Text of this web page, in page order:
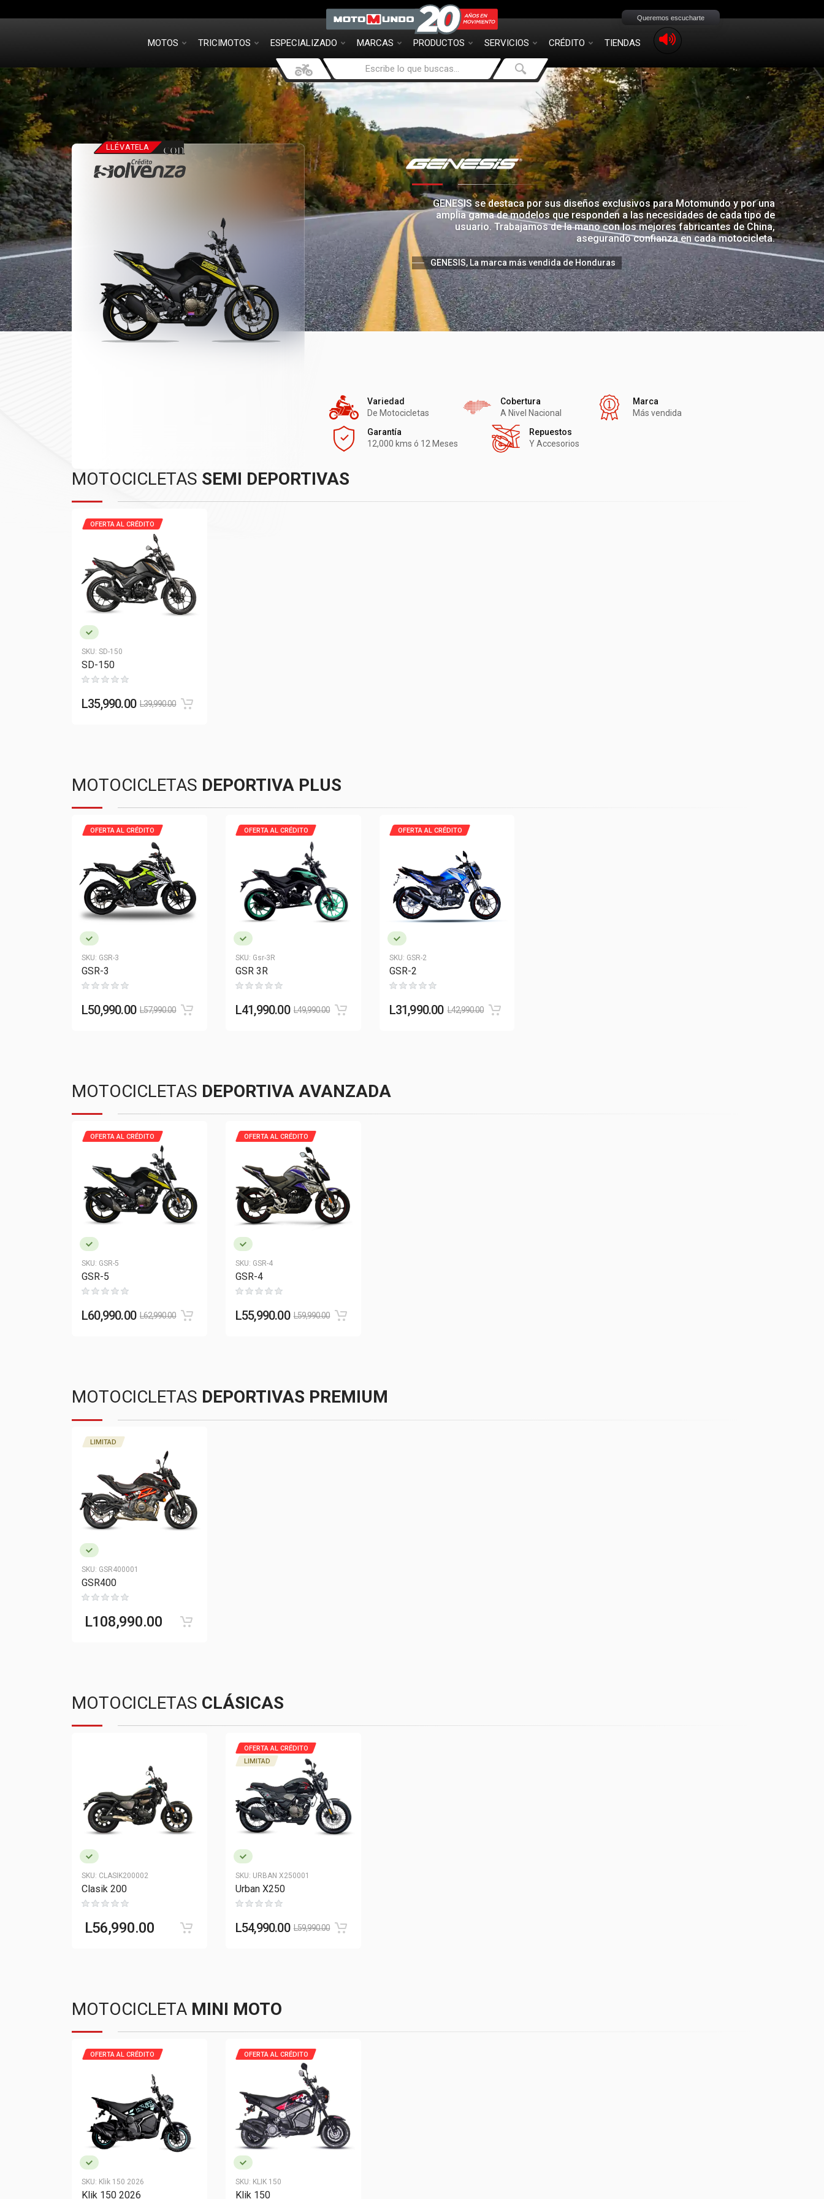
MOTOS TRICIMOTOS ESPECIALIZADO MARCAS PRODUCTOS SERVICIOS CRÉDITO TIENDAS
Queremos escucharte
GENESIS se destaca por sus diseños exclusivos para Motomundo y por una
amplia gama de modelos que responden a las necesidades de cada tipo de
usuario. Trabajamos de la mano con los mejores fabricantes de China,
asegurando confianza en cada motocicleta.
GENESIS, La marca más vendida de Honduras
LLÉVATELA con
Variedad
De Motocicletas
Cobertura
A Nivel Nacional
Marca
Más vendida
Garantía
12,000 kms ó 12 Meses
Repuestos
Y Accesorios
MOTOCICLETAS SEMI DEPORTIVAS
SKU: SD-150
OFERTA AL CRÉDITO
SD-150
L35,990.00 L39,990.00
MOTOCICLETAS DEPORTIVA PLUS
SKU: GSR-3
OFERTA AL CRÉDITO
GSR-3
L50,990.00 L57,990.00
SKU: Gsr-3R
OFERTA AL CRÉDITO
GSR 3R
L41,990.00 L49,990.00
SKU: GSR-2
OFERTA AL CRÉDITO
GSR-2
L31,990.00 L42,990.00
MOTOCICLETAS DEPORTIVA AVANZADA
SKU: GSR-5
OFERTA AL CRÉDITO
GSR-5
L60,990.00 L62,990.00
SKU: GSR-4
OFERTA AL CRÉDITO
GSR-4
L55,990.00 L59,990.00
MOTOCICLETAS DEPORTIVAS PREMIUM
SKU: GSR400001
LIMITAD
GSR400
L108,990.00
MOTOCICLETAS CLÁSICAS
SKU: CLASIK200002
Clasik 200
L56,990.00
SKU: URBAN X250001
OFERTA AL CRÉDITO
LIMITAD
Urban X250
L54,990.00 L59,990.00
MOTOCICLETA MINI MOTO
SKU: Klik 150 2026
OFERTA AL CRÉDITO
Klik 150 2026
SKU: KLIK 150
OFERTA AL CRÉDITO
Klik 150